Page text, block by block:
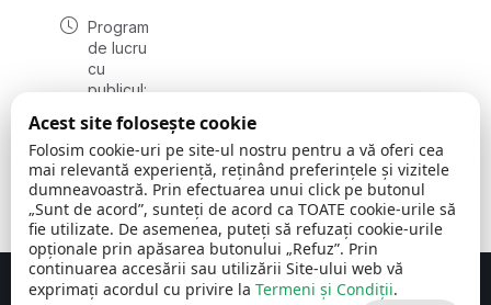
Program
de lucru
cu
publicul:
08:00 -
16:30
, vineri:
08:00 -
14:00
Concept realizat de Big Media Relații Publice SRL
Acest site folosește cookie
Folosim cookie-uri pe site-ul nostru pentru a vă oferi cea
mai relevantă experiență, reținând preferințele și vizitele
dumneavoastră. Prin efectuarea unui click pe butonul
„Sunt de acord”, sunteți de acord ca TOATE cookie-urile să
fie utilizate. De asemenea, puteți să refuzați cookie-urile
opționale prin apăsarea butonului „Refuz”. Prin
continuarea accesării sau utilizării Site-ului web vă
exprimați acordul cu privire la Termeni și Condiții.